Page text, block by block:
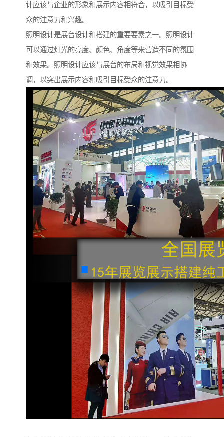
计应该与企业的形象和展示内容相符合，以吸引目标受
众的注意力和兴趣。
照明设计是展台设计和搭建的重要要素之一。照明设计
可以通过灯光的亮度、颜色、角度等来营造不同的氛围
和效果。照明设计应该与展台的布局和视觉效果相协
调，以突出展示内容和吸引目标受众的注意力。